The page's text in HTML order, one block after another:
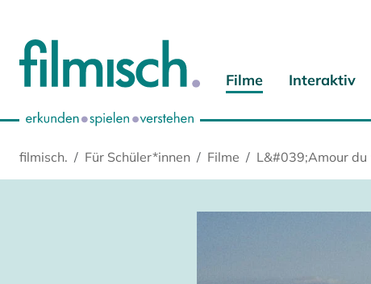
Filme Interaktiv
filmisch. Für Schüler*innen Filme L&#039;Amour